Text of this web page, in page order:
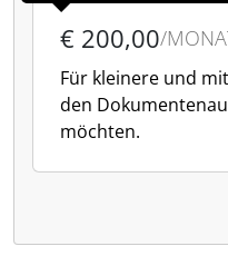
€ 200,00/
Für kleinere und
den
möchten.